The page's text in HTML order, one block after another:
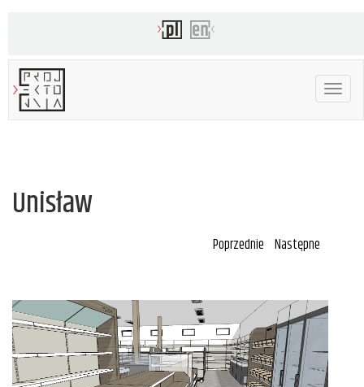
Toggle
Unisław
Poprzednie Następne